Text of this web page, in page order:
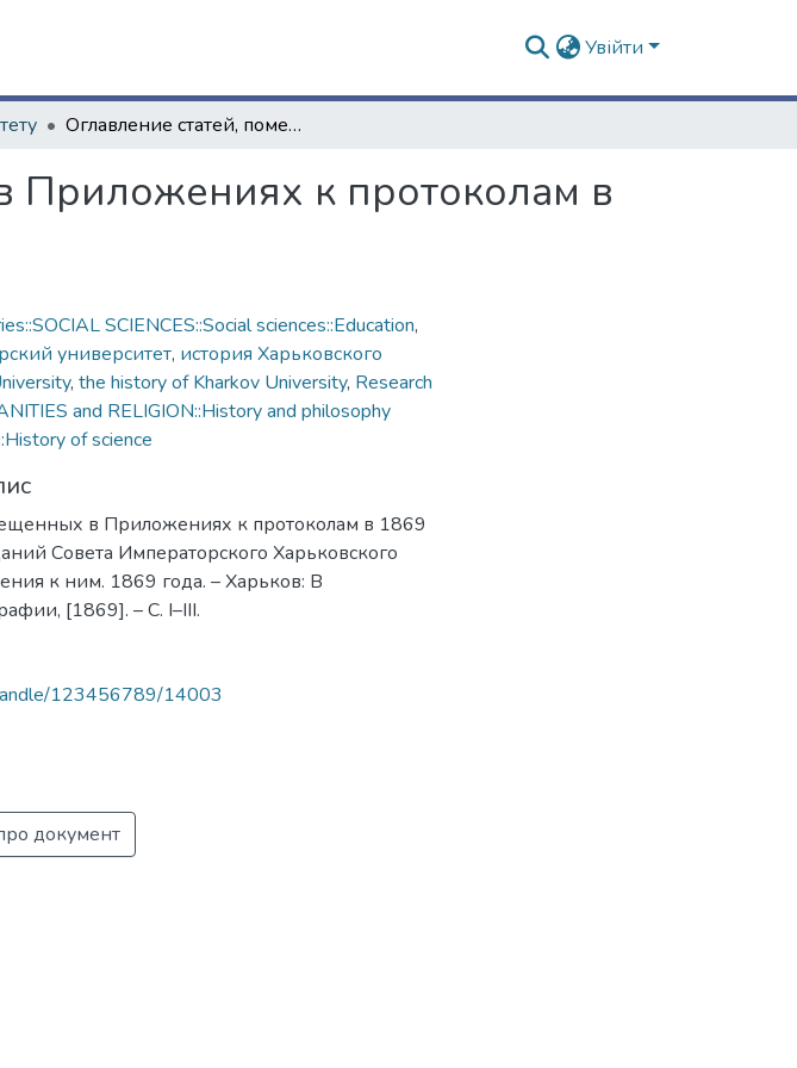
Увійти
Оглавление статей, помещенных в Приложениях к протоколам в 1869 году
Приложениях к протоколам в
SCIENCES::Social sciences::Education,
университет, история Харьковского
, the history of Kharkov University, Research
and RELIGION::History and philosophy
of science
в Приложениях к протоколам в 1869
Совета Императорского Харьковского
к ним. 1869 года. – Харьков: В
[1869]. – С. I–III.
123456789/14003
документ